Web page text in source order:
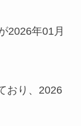
2026年01月
おり、2026